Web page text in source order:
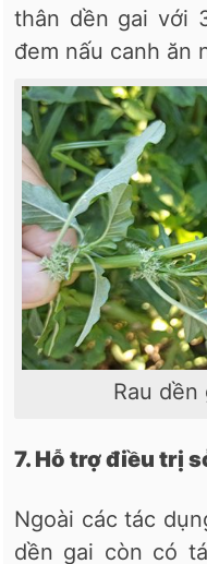
thân dền gai với
đem nấu canh ăn
Rau
7. Hỗ trợ điều trị
Ngoài các tác
dền gai còn có